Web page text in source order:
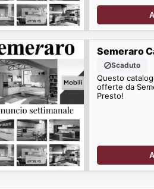
Semeraro
Scaduto
Questo
offerte da
Presto!